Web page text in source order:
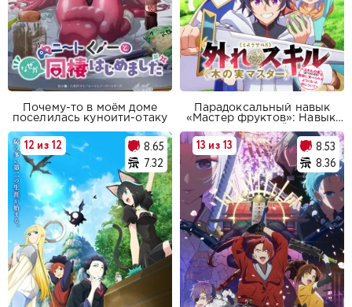
Почему-то в моём доме
поселилась куноити-отаку
Парадоксальный навык
«Мастер фруктов»: Навык,
бесконечное число фруктов
(правда, вы умрёте, лишь
откусив их)
12 из 12
8.65
7.32
13 из 13
8.53
8.36